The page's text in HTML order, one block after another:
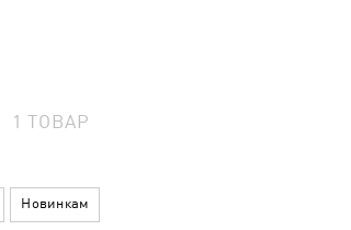
1ТОВАР
Новинкам